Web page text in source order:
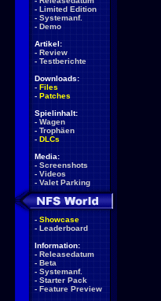
- Limited Edition
- Systemanf.
- Demo
Artikel:
- Review
- Testberichte
Downloads:
- Files
- Patches
Spielinhalt:
- Wagen
- Trophäen
- DLCs
Media:
- Screenshots
- Videos
- Valet Parking
- Showcase
- Leaderboard
Information:
- Releasedatum
- Beta
- Systemanf.
- Starter Pack
- Feature Preview